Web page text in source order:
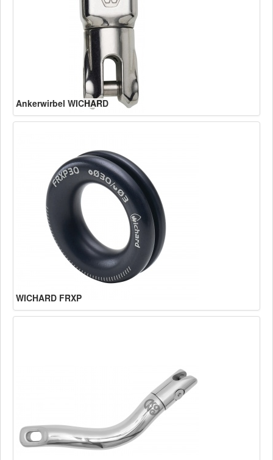
Ankerwirbel WICHARD
WICHARD FRXP